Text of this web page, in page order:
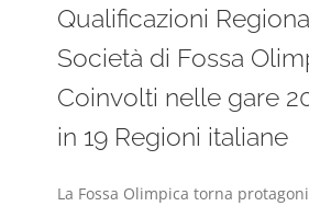
Qualificazioni
Società di Fossa
Coinvolti nelle gare
in 19 Regioni italiane
La Fossa Olimpica torna